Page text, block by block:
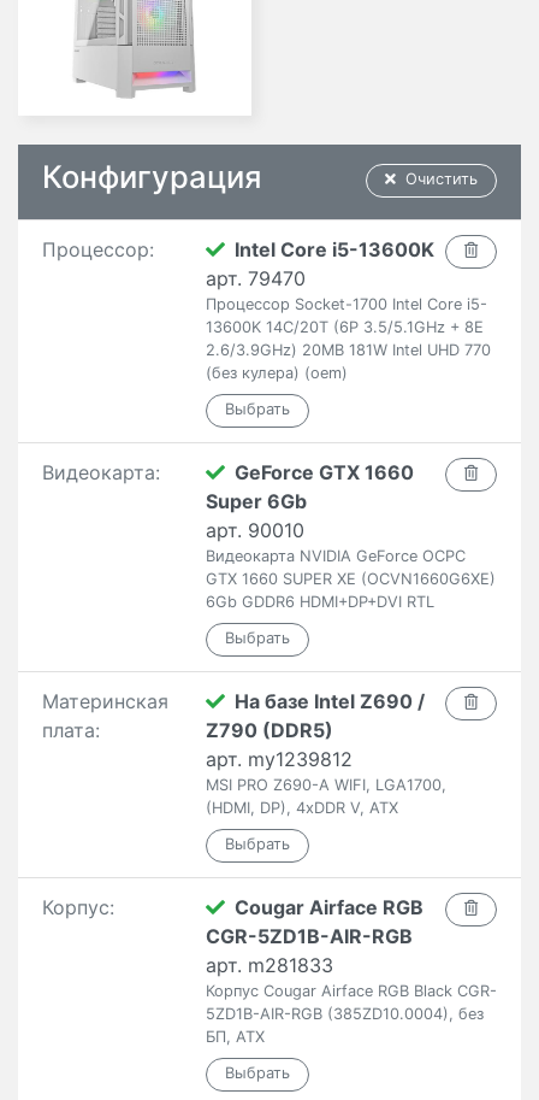
Очистить
Конфигурация
Процессор:
Intel Core i5-13600K
арт. 79470
Процессор Socket-1700 Intel Core i5-
13600K 14C/20T (6P 3.5/5.1GHz + 8E
2.6/3.9GHz) 20MB 181W Intel UHD 770
(без кулера) (oem)
Видеокарта:
GeForce GTX 1660
Super 6Gb
арт. 90010
Видеокарта NVIDIA GeForce OCPC
GTX 1660 SUPER XE (OCVN1660G6XE)
6Gb GDDR6 HDMI+DP+DVI RTL
Материнская
плата:
На базе Intel Z690 /
Z790 (DDR5)
арт. my1239812
MSI PRO Z690-A WIFI, LGA1700,
(HDMI, DP), 4xDDR V, ATX
Корпус:
Cougar Airface RGB
CGR-5ZD1B-AIR-RGB
арт. m281833
Корпус Cougar Airface RGB Black CGR-
5ZD1B-AIR-RGB (385ZD10.0004), без
БП, ATX